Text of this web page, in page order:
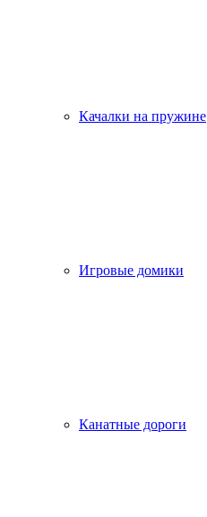
Качалки на пружине
Игровые домики
Канатные дороги